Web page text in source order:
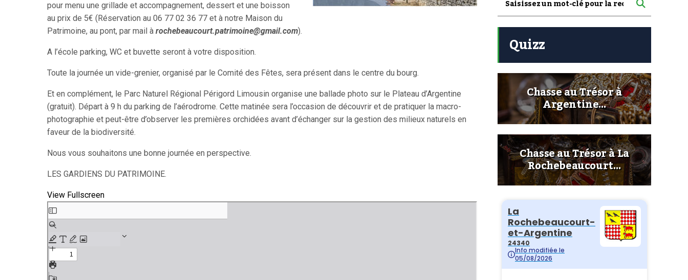
pour menu une grillade et accompagnement, dessert et une boisson
au prix de 5€ (Réservation au 06 77 02 36 77 et à notre Maison du
Patrimoine, au pont, par mail à rochebeaucourt.patrimoine@gmail.com).
A l’école parking, WC et buvette seront à votre disposition.
Toute la journée un vide-grenier, organisé par le Comité des Fêtes, sera présent dans le centre du bourg.
Et en complément, le Parc Naturel Régional Périgord Limousin organise une ballade photo sur le Plateau d’Argentine
(gratuit). Départ à 9 h du parking de l’aérodrome. Cette matinée sera l’occasion de découvrir et de pratiquer la macro-
photographie et peut-être d’observer les premières orchidées avant d’échanger sur la gestion des milieux naturels en
faveur de la biodiversité.
Nous vous souhaitons une bonne journée en perspective.
LES GARDIENS DU PATRIMOINE.
View Fullscreen
Aller
au
contenu
PDF
Quizz
Chasse au Trésor à
Argentine…
Chasse au Trésor à La
Rochebeaucourt…